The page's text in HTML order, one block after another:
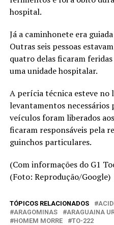
hospital.
Já a caminhonete era
Outras seis pessoas
quatro delas ficaram
uma unidade hospitalar.
A perícia técnica esteve no
levantamentos necessários
veículos foram liberados
ficaram responsáveis pela
guinchos particulares.
(Com informações do G1
(Foto: Reprodução/Google)
TÓPICOS RELACIONADOS
ARAGOMINAS
ARAGUAINA
HOMEM MORRE
TO-222